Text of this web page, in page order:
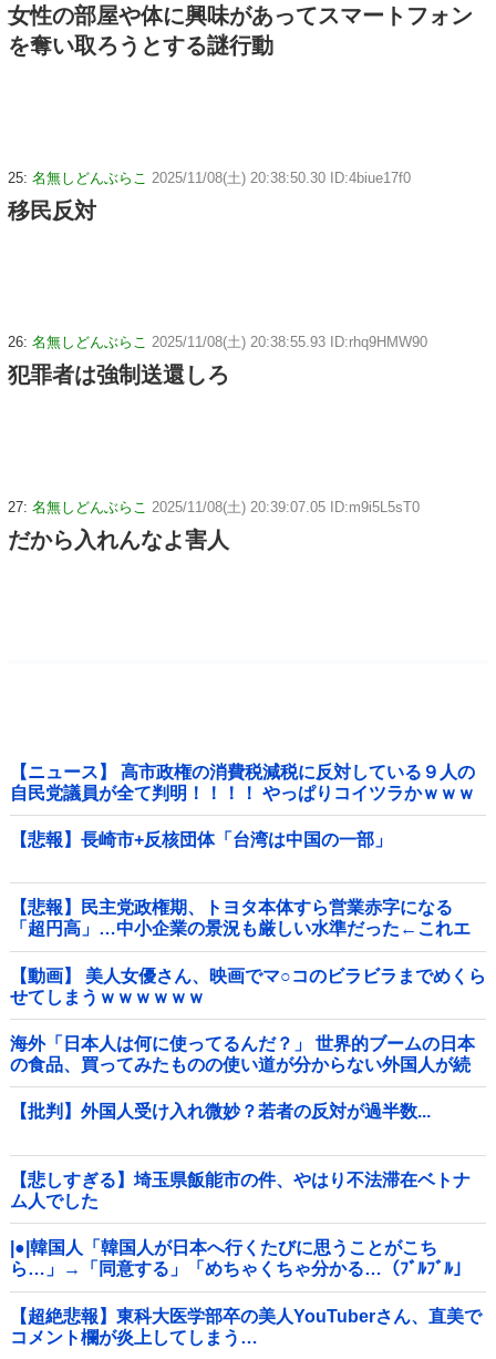
女性の部屋や体に興味があってスマートフォン
を奪い取ろうとする謎行動
25: 名無しどんぶらこ 2025/11/08(土) 20:38:50.30 ID:4biue17f0
移民反対
26: 名無しどんぶらこ 2025/11/08(土) 20:38:55.93 ID:rhq9HMW90
犯罪者は強制送還しろ
27: 名無しどんぶらこ 2025/11/08(土) 20:39:07.05 ID:m9i5L5sT0
だから入れんなよ害人
【ニュース】 高市政権の消費税減税に反対している９人の
自民党議員が全て判明！！！！ やっぱりコイツラかｗｗｗ
ｗｗ
【悲報】長崎市+反核団体「台湾は中国の一部」
【悲報】民主党政権期、トヨタ本体すら営業赤字になる
「超円高」…中小企業の景況も厳しい水準だった←これエ
グいよな他
【動画】 美人女優さん、映画でマ○コのビラビラまでめくら
せてしまうｗｗｗｗｗｗ
海外「日本人は何に使ってるんだ？」 世界的ブームの日本
の食品、買ってみたものの使い道が分からない外国人が続
出
【批判】外国人受け入れ微妙？若者の反対が過半数...
【悲しすぎる】埼玉県飯能市の件、やはり不法滞在ベトナ
ム人でした
|●|韓国人「韓国人が日本へ行くたびに思うことがこち
ら…」→「同意する」「めちゃくちゃ分かる…（ﾌﾞﾙﾌﾞﾙ」
＝韓国の反応
【超絶悲報】東科大医学部卒の美人YouTuberさん、直美で
コメント欄が炎上してしまう…